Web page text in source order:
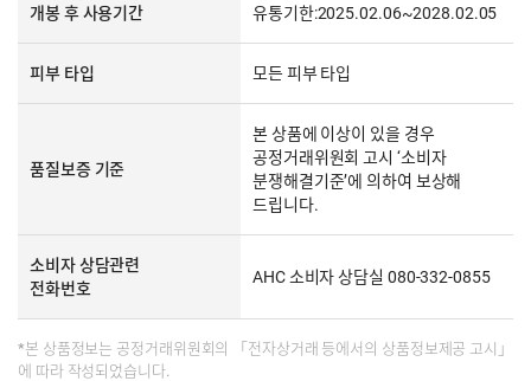
개봉 후 사용기간
유통기한:2025.02.06~2028.02.05
피부 타입 모든 피부 타입
품질보증 기준
본 상품에 이상이 있을 경우
공정거래위원회 고시 ‘소비자
분쟁해결기준’에 의하여 보상해
드립니다.
소비자 상담관련
전화번호
AHC 소비자 상담실 080-332-0855
*본 상품정보는 공정거래위원회의 「전자상거래 등에서의 상품정보제공 고시」
에 따라 작성되었습니다.